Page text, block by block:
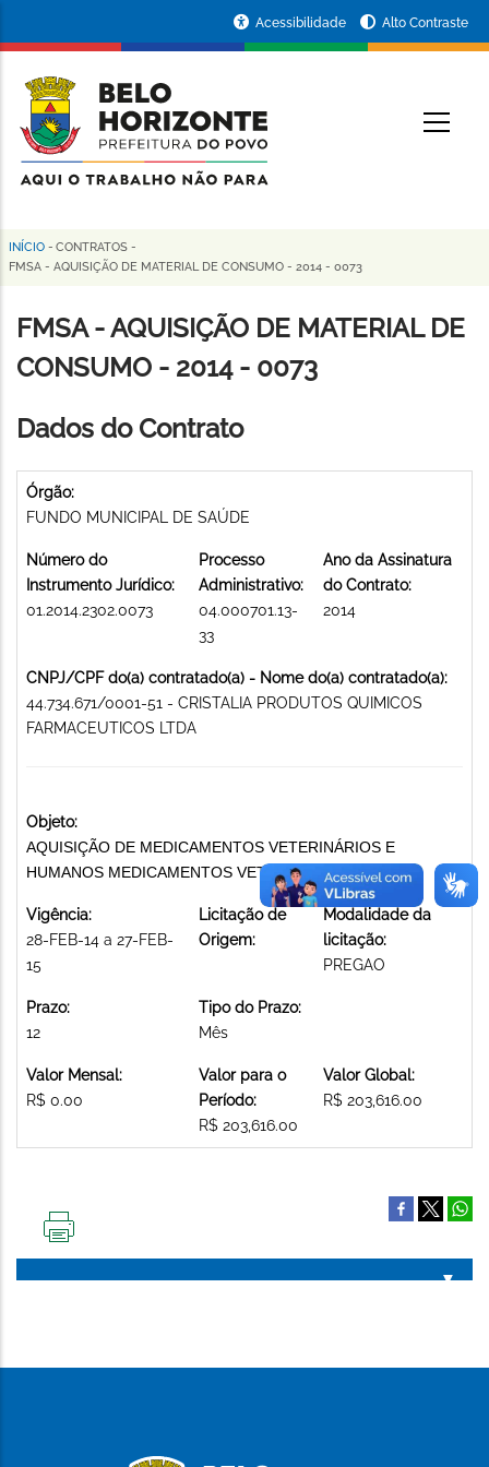
conteúdo
principal
da
Prefeitura
de
Horizonte
Acessibilidade Alto Contraste
Trilha
navegação
INÍCIO - CONTRATOS -
FMSA - AQUISIÇÃO DE MATERIAL DE CONSUMO - 2014 - 0073
FMSA - AQUISIÇÃO DE MATERIAL DE
CONSUMO - 2014 - 0073
Dados do Contrato
Órgão:
FUNDO MUNICIPAL DE SAÚDE
Número do
Instrumento Jurídico:
01.2014.2302.0073
Processo
Administrativo:
04.000701.13-
33
Ano da Assinatura
do Contrato:
2014
CNPJ/CPF do(a) contratado(a) - Nome do(a) contratado(a):
44.734.671/0001-51 - CRISTALIA PRODUTOS QUIMICOS
FARMACEUTICOS LTDA
Objeto:
AQUISIÇÃO DE MEDICAMENTOS VETERINÁRIOS E
HUMANOS MEDICAMENTOS VETERINÁRIOS
Vigência:
28-FEB-14 a 27-FEB-
15
Licitação de
Origem:
Modalidade da
licitação:
PREGAO
Prazo:
12
Tipo do Prazo:
Mês
Valor Mensal:
R$ 0.00
Valor para o
Período:
R$ 203,616.00
Valor Global:
R$ 203,616.00
PÁGINA